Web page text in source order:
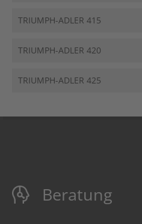
TRIUMPH-ADLER 415
TRIUMPH-ADLER 420
TRIUMPH-ADLER 425
Beratung